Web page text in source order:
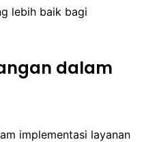
lebih baik bagi
dalam
implementasi layanan